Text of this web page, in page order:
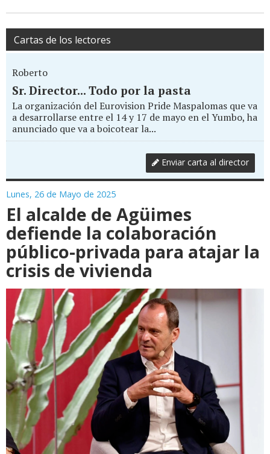
Cartas de los lectores
Roberto
Sr. Director... Todo por la pasta
La organización del Eurovision Pride Maspalomas que va
a desarrollarse entre el 14 y 17 de mayo en el Yumbo, ha
anunciado que va a boicotear la...
Enviar carta al director
Lunes, 26 de Mayo de 2025
El alcalde de Agüimes
defiende la colaboración
público-privada para atajar la
crisis de vivienda